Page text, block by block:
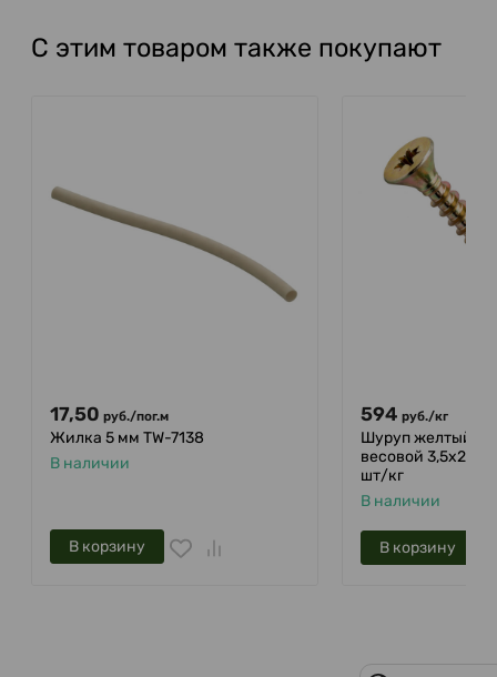
С этим товаром также покупают
17,50 руб./пог.м
Жилка 5 мм TW-7138
В наличии
В корзину
594 руб./кг
Шуруп желтый по
весовой 3,5х25
шт/кг
В наличии
В корзину